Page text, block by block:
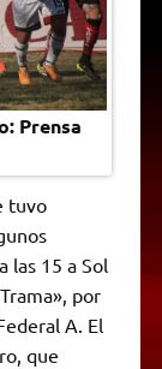
Prensa
tuvo
las 15 a Sol
por
A. El
que